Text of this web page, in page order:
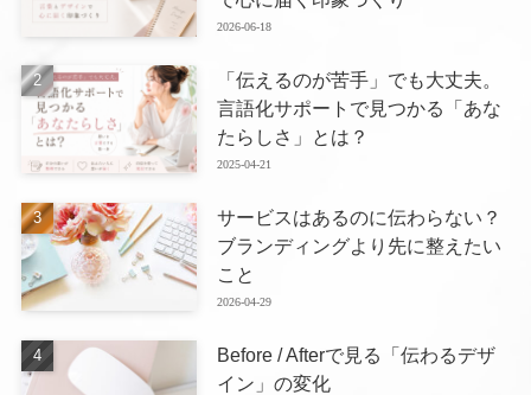
2026-06-18
「伝えるのが苦手」でも大丈夫。
言語化サポートで見つかる「あな
たらしさ」とは？
2025-04-21
サービスはあるのに伝わらない？
ブランディングより先に整えたい
こと
2026-04-29
Before / Afterで見る「伝わるデザ
イン」の変化